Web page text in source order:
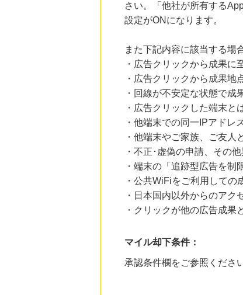
さい。「他社が所有する
設定がONになります。
また下記内容に該当する場
・広告クリックから成果
・広告クリックから成果地
・回線が不安定な状態で成
・広告クリックした端末
・他端末での同一IPアドレ
・他端末やご家族、ご友人
・不正･虚偽の申請、その
・端末の「追跡型広告を制
・公共WiFiをご利用しての
・日本国内以外からのアク
・クリックが他の広告成果
マイル却下条件：
承認条件欄をご参照くださ